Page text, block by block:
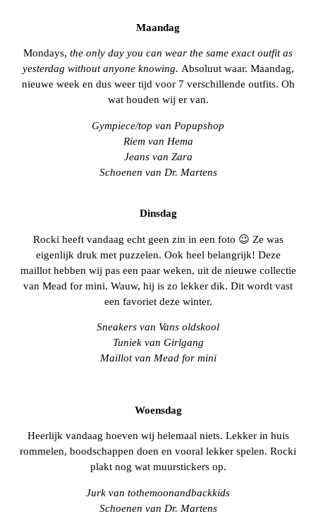
Maandag
Mondays, the only day you can wear the same exact outfit as
yesterdag without anyone knowing. Absoluut waar. Maandag,
nieuwe week en dus weer tijd voor 7 verschillende outfits. Oh
wat houden wij er van.
Gympiece/top van Popupshop
Riem van Hema
Jeans van Zara
Schoenen van Dr. Martens
Dinsdag
Rocki heeft vandaag echt geen zin in een foto 😉 Ze was
eigenlijk druk met puzzelen. Ook heel belangrijk! Deze
maillot hebben wij pas een paar weken, uit de nieuwe collectie
van Mead for mini. Wauw, hij is zo lekker dik. Dit wordt vast
een favoriet deze winter.
Sneakers van Vans oldskool
Tuniek van Girlgang
Maillot van Mead for mini
Woensdag
Heerlijk vandaag hoeven wij helemaal niets. Lekker in huis
rommelen, boodschappen doen en vooral lekker spelen. Rocki
plakt nog wat muurstickers op.
Jurk van tothemoonandbackkids
Schoenen van Dr. Martens